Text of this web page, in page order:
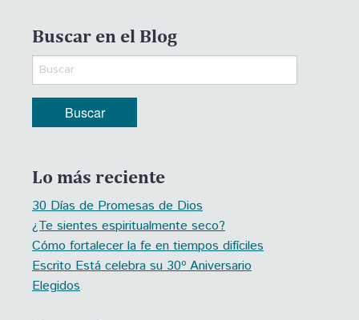
Buscar en el Blog
Lo más reciente
30 Días de Promesas de Dios
¿Te sientes espiritualmente seco?
Cómo fortalecer la fe en tiempos difíciles
Escrito Está celebra su 30º Aniversario
Elegidos